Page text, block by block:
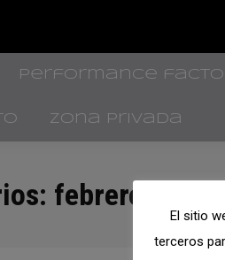
performance
zona privada
febrero 21,
El sitio
terceros